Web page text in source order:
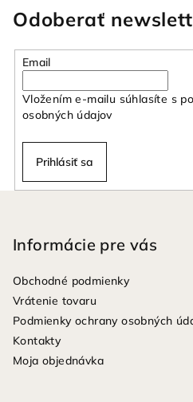
Odoberať
Email
Vložením e-mailu súhlasíte s
osobných údajov
Prihlásiť sa
Informácie pre vás
Obchodné podmienky
Vrátenie tovaru
Podmienky ochrany osobných
Kontakty
Moja objednávka